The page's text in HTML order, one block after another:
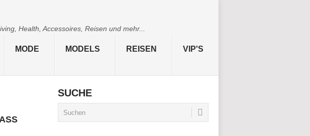
Health, Accessoires, Reisen und mehr...
MODE MODELS REISEN VIP'S
SUCHE